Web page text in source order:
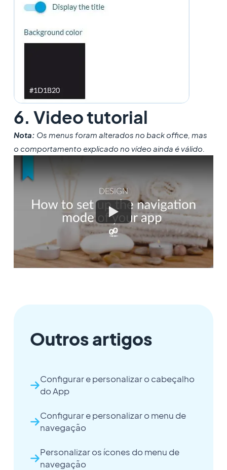
6. Video tutorial
Nota: Os menus foram alterados no back office, mas
o comportamento explicado no vídeo ainda é válido.
Outros artigos
Configurar e personalizar o cabeçalho
do App
Configurar e personalizar o menu de
navegação
Personalizar os ícones do menu de
navegação